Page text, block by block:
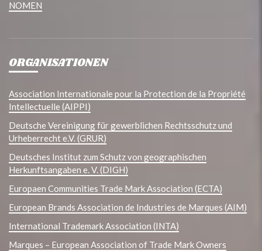
NOMEN
ORGANISATIONEN
Association Internationale pour la Protection de la Propriété
Intellectuelle (AIPPI)
Deutsche Vereinigung für gewerblichen Rechtsschutz und
Urheberrecht e.V. (GRUR)
Deutsches Institut zum Schutz von geographischen
Herkunftsangaben e. V. (DIGH)
Europaen Communities Trade Mark Association (ECTA)
European Brands Association de Industries de Marques (AIM)
International Trademark Association (INTA)
Marques – European Association of Trade Mark Owners